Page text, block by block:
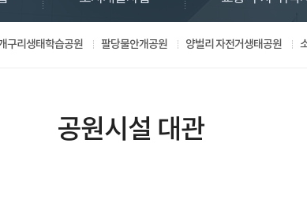
구리생태학습공원 팔당물안개공원 양벌리 자전거생태공원
공원시설 대관